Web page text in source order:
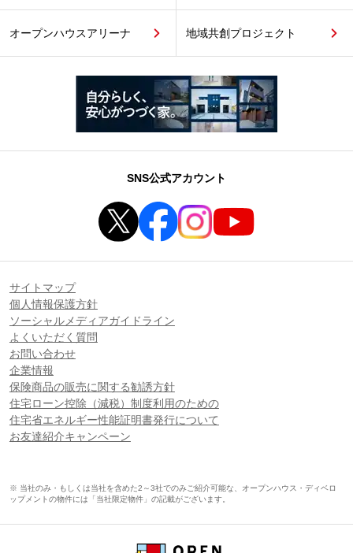
オープンハウスアリーナ 地域共創プロジェクト
SNS公式アカウント
サイトマップ
個人情報保護方針
ソーシャルメディアガイドライン
よくいただく質問
お問い合わせ
企業情報
保険商品の販売に関する勧誘方針
住宅ローン控除（減税）制度利用のための
住宅省エネルギー性能証明書発行について
お友達紹介キャンペーン
※ 当社のみ・もしくは当社を含めた2～3社でのみご紹介可能な、オープンハウス・ディベロ
ップメントの物件には「当社限定物件」の記載がございます。